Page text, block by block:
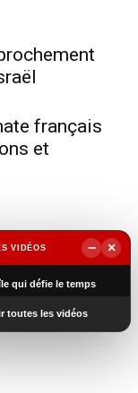
français
et
VIDÉOS −
×
qui défie le temps
toutes les vidéos